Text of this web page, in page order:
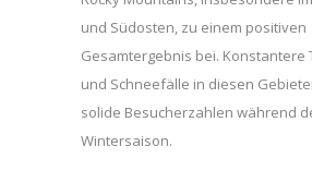
und Südosten, zu einem positiven
Gesamtergebnis bei. Konstantere
und Schneefälle in diesen
solide Besucherzahlen während
Wintersaison.